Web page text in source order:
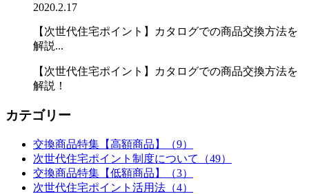
2020.2.17
【次世代住宅ポイント】カタログでの商品交換方法を
解説...
【次世代住宅ポイント】カタログでの商品交換方法を
解説！
カテゴリー
交換商品特集【高額商品】（9）
次世代住宅ポイント制度について（49）
交換商品特集【低額商品】（3）
次世代住宅ポイント活用法（4）